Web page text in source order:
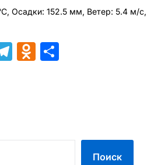
Осадки: 152.5 мм, Ветер: 5.4 м/с,
Telegram
Odnoklassniki
Поиск